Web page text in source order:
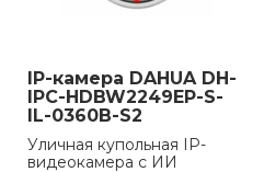
IP-камера DAHUA DH-
IPC-HDBW2249EP-S-
IL-0360B-S2
Уличная купольная IP-
видеокамера с ИИ